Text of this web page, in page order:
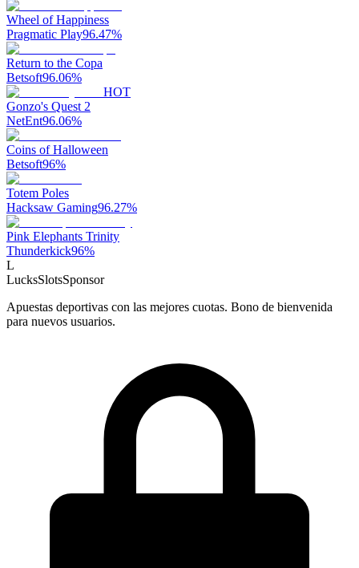
Wheel of Happiness
Pragmatic Play96.47%
Return to the Copa
Betsoft96.06%
HOT
Gonzo's Quest 2
NetEnt96.06%
Coins of Halloween
Betsoft96%
Totem Poles
Hacksaw Gaming96.27%
Pink Elephants Trinity
Thunderkick96%
L
LucksSlotsSponsor
Apuestas deportivas con las mejores cuotas. Bono de bienvenida
para nuevos usuarios.